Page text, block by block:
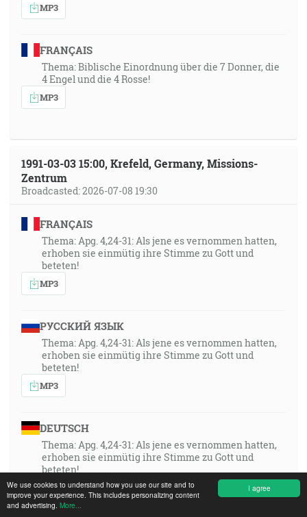
I agree
We use cookies to understand how you use our site and to
improve your experience. This includes personalizing content
and advertising. More...
MP3
FRANÇAIS
Thema: Biblische Einordnung über die 7 Donner, die
4 Engel und die 4 Rosse!
MP3
1991-03-03 15:00, Krefeld, Germany, Missions-
Zentrum
Broadcasted: 2026-07-08 19:30
FRANÇAIS
Thema: Apg. 4,24-31: Als jene es vernommen hatten,
erhoben sie einmütig ihre Stimme zu Gott und
beteten!
MP3
РУССКИЙ ЯЗЫК
Thema: Apg. 4,24-31: Als jene es vernommen hatten,
erhoben sie einmütig ihre Stimme zu Gott und
beteten!
MP3
DEUTSCH
Thema: Apg. 4,24-31: Als jene es vernommen hatten,
erhoben sie einmütig ihre Stimme zu Gott und
beteten!
MP3